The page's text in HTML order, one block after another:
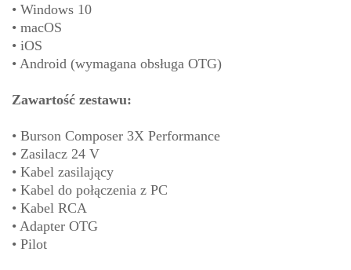
• Windows 10
• macOS
• iOS
• Android (wymagana obsługa OTG)
Zawartość zestawu:
• Burson Composer 3X Performance
• Zasilacz 24 V
• Kabel zasilający
• Kabel do połączenia z PC
• Kabel RCA
• Adapter OTG
• Pilot